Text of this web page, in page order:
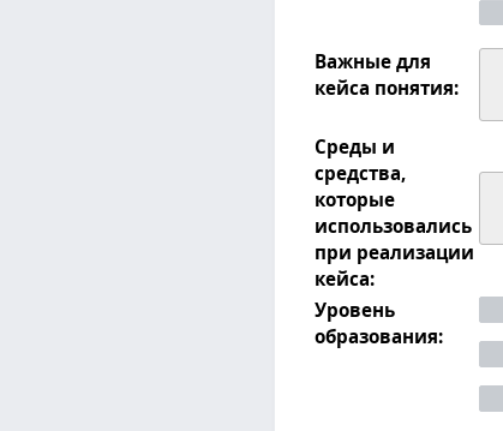
Важные для
кейса понятия:
Среды и
средства,
которые
использовались
при реализации
кейса:
Уровень
образования: